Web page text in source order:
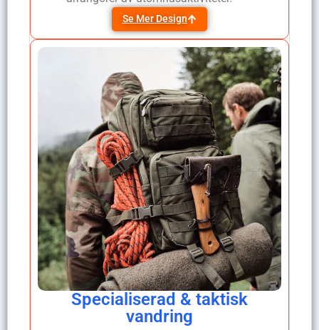
Se Mer Design
Specialiserad & taktisk
vandring